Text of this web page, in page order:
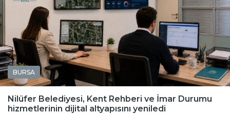
BURSA
Nilüfer Belediyesi, Kent Rehberi ve İmar Durumu
hizmetlerinin dijital altyapısını yeniledi